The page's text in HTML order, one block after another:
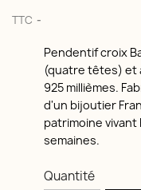
TTC
Pendentif croix
(quatre têtes) et
925 millièmes.
d'un bijoutier
patrimoine vivant
semaines.
Quantité